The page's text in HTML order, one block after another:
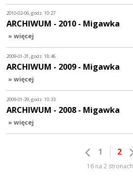
2010-02-06, godz. 10:27
ARCHIWUM - 2010 - Migawka
» więcej
2009-01-31, godz. 18:46
ARCHIWUM - 2009 - Migawka
» więcej
2009-01-29, godz. 10:33
ARCHIWUM - 2008 - Migawka
» więcej
1 2
16 na 2 stronach